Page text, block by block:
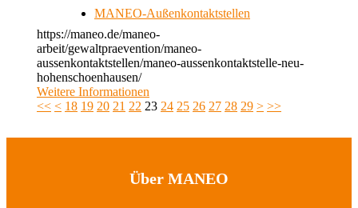
MANEO-Außenkontaktstellen
https://maneo.de/maneo-
arbeit/gewaltpraevention/maneo-
aussenkontaktstellen/maneo-aussenkontaktstelle-neu-
hohenschoenhausen/
Weitere Informationen
<< < 18 19 20 21 22 23 24 25 26 27 28 29 > >>
Über MANEO